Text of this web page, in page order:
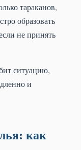
тараканов,
образовать
не принять
ситуацию,
и
как